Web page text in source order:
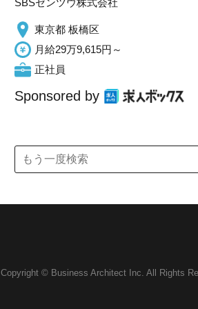
SBSゼンツウ株式会社
東京都 板橋区
月給29万9,615円～
正社員
Sponsored by
Copyright © Business Architect Inc. All Rights